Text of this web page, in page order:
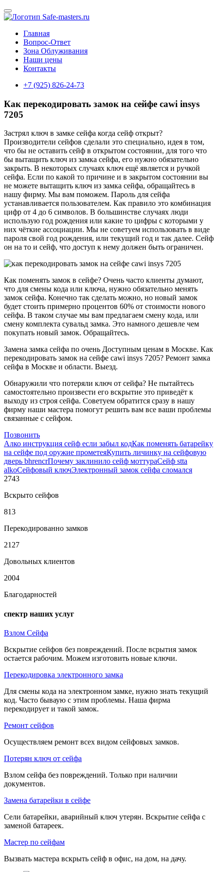
Главная
Вопрос-Ответ
Зона Облуживания
Наши цены
Контакты
+7 (925) 826-24-73
Как перекодировать замок на сейфе cawi insys
7205
Застрял ключ в замке сейфа когда сейф открыт?
Производители сейфов сделали это специально, идея в том,
что бы не оставить сейф в открытом состоянии, для того что
бы вытащить ключ из замка сейфа, его нужно обязательно
закрыть. В некоторых случаях ключ ещё является и ручкой
сейфа. Если по какой то причине и в закрытом состоянии вы
не можете вытащить ключ из замка сейфа, обращайтесь в
нашу фирму. Мы вам поможем. Пароль для сейфа
устанавливается пользователем. Как правило это комбинация
цифр от 4 до 6 символов. В большинстве случаях люди
использую год рождения или какие то цифры с которыми у
них чёткие ассоциации. Мы не советуем использовать в виде
пароля свой год рождения, или текущий год и так далее. Сейф
он на то и сейф, что доступ к нему должен быть ограничен.
Как поменять замок в сейфе? Очень часто клиенты думают,
что для смены кода или ключа, нужно обязательно менять
замок сейфа. Конечно так сделать можно, но новый замок
будет стоить примерно процентов 60% от стоимости нового
сейфа. В таком случае мы вам предлагаем смену кода, или
смену комплекта сувальд замка. Это намного дешевле чем
покупать новый замок. Обращайтесь.
Замена замка сейфа по очень Доступным ценам в Москве. Как
перекодировать замок на сейфе cawi insys 7205? Ремонт замка
сейфа в Москве и области. Выезд.
Обнаружили что потеряли ключ от сейфа? Не пытайтесь
самостоятельно произвести его вскрытие это приведёт к
выходу из строя сейфа. Советуем обратится сразу в нашу
фирму наши мастера помогут решить вам все ваши проблемы
связанные с сейфом.
Позвонить
Алко инструкция сейф если забыл кодКак поменять батарейку
на сейфе под оружие прометеяКупить личинку на сейфовую
дверь bhrencrПочему заклинило сейф моттураСейф stta
alkoСейфовый ключЭлектронный замок сейфа сломался
2743
Вскрыто сейфов
813
Перекодированно замков
2127
Довольных клиентов
2004
Благодарностей
спектр наших услуг
Взлом Сейфа
Вскрытие сейфов без повреждений. После всрытия замок
остается рабочим. Можем изготовить новые ключи.
Перекодировка электронного замка
Для смены кода на электронном замке, нужно знать текущий
код. Часто бываую с этим проблемы. Наша фирма
перекодирует и такой замок.
Ремонт сейфов
Осуществляем ремонт всех видом сейфовых замков.
Потерян ключ от сейфа
Взлом сейфа без повреждений. Только при наличии
документов.
Замена батарейки в сейфе
Сели батарейки, аварийный ключ утерян. Вскрытие сейфа с
заменой батареек.
Мастер по сейфам
Вызвать мастера вскрыть сейф в офис, на дом, на дачу.